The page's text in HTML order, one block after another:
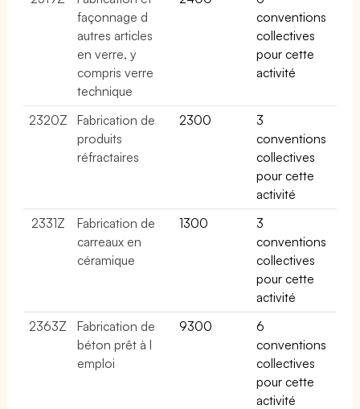
façonnage d
autres articles
en verre, y
compris verre
technique
conventions
collectives
pour cette
activité
2320Z
Fabrication de
produits
réfractaires
2300
3
conventions
collectives
pour cette
activité
2331Z
Fabrication de
carreaux en
céramique
1300
3
conventions
collectives
pour cette
activité
2363Z
Fabrication de
béton prêt à l
emploi
9300
6
conventions
collectives
pour cette
activité